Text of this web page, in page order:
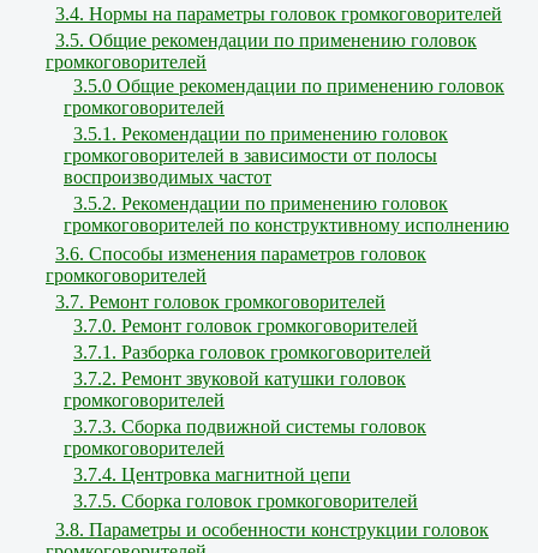
3.4. Нормы на параметры головок громкоговорителей
3.5. Общие рекомендации по применению головок
громкоговорителей
3.5.0 Общие рекомендации по применению головок
громкоговорителей
3.5.1. Рекомендации по применению головок
громкоговорителей в зависимости от полосы
воспроизводимых частот
3.5.2. Рекомендации по применению головок
громкоговорителей по конструктивному исполнению
3.6. Способы изменения параметров головок
громкоговорителей
3.7. Ремонт головок громкоговорителей
3.7.0. Ремонт головок громкоговорителей
3.7.1. Разборка головок громкоговорителей
3.7.2. Ремонт звуковой катушки головок
громкоговорителей
3.7.3. Сборка подвижной системы головок
громкоговорителей
3.7.4. Центровка магнитной цепи
3.7.5. Сборка головок громкоговорителей
3.8. Параметры и особенности конструкции головок